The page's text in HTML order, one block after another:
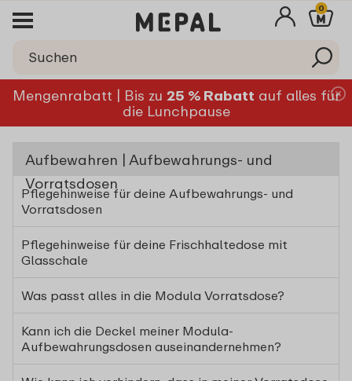
0
Mengenrabatt | Bis zu 25 % Rabatt auf alles für
die Lunchpause
Aufbewahren | Aufbewahrungs- und
Vorratsdosen
Pflegehinweise für deine Aufbewahrungs- und
Vorratsdosen
Pflegehinweise für deine Frischhaltedose mit
Glasschale
Was passt alles in die Modula Vorratsdose?
Kann ich die Deckel meiner Modula-
Aufbewahrungsdosen auseinandernehmen?